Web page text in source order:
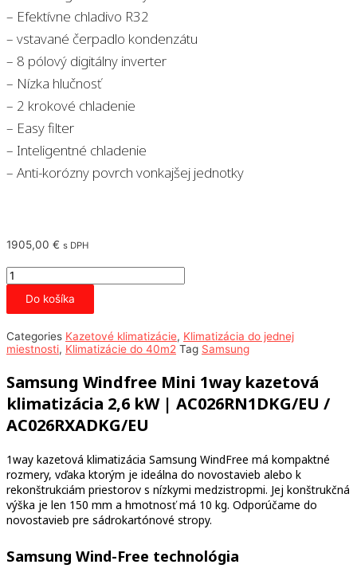
– Efektívne chladivo R32
– vstavané čerpadlo kondenzátu
– 8 pólový digitálny inverter
– Nízka hlučnosť
– 2 krokové chladenie
– Easy filter
– Inteligentné chladenie
– Anti-korózny povrch vonkajšej jednotky
1905,00 € s DPH
množstvo
Samsung
Windfree
1way
kW
Do košíka
Categories Kazetové klimatizácie, Klimatizácia do jednej
miestnosti, Klimatizácie do 40m2 Tag Samsung
Samsung Windfree Mini 1way kazetová
klimatizácia 2,6 kW | AC026RN1DKG/EU /
AC026RXADKG/EU
1way kazetová klimatizácia Samsung WindFree má kompaktné
rozmery, vďaka ktorým je ideálna do novostavieb alebo k
rekonštrukciám priestorov s nízkymi medzistropmi. Jej konštrukčná
výška je len 150 mm a hmotnosť má 10 kg. Odporúčame do
novostavieb pre sádrokartónové stropy.
Samsung Wind-Free technológia